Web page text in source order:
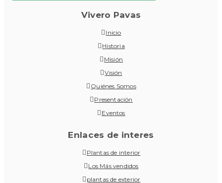
Vivero Pavas
Inicio
Historia
Misión
Visión
Quiénes Somos
Presentación
Eventos
Enlaces de interes
Plantas de interior
Los Más vendidos
plantas de exterior